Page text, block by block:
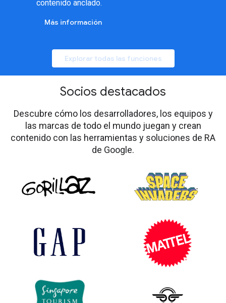
Explorar todas las funciones
contenido anclado.
Más información
Socios destacados
Descubre cómo los desarrolladores, los equipos y
las marcas de todo el mundo juegan y crean
contenido con las herramientas y soluciones de RA
de Google.